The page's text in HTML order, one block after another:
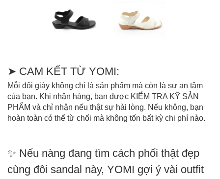
➤ CAM KẾT TỪ YOMI:
Mỗi đôi giày không chỉ là sản phẩm mà còn là sự an tâm
của bạn. Khi nhận hàng, bạn được KIỂM TRA KỸ SẢN
PHẨM và chỉ nhận nếu thật sự hài lòng. Nếu không, bạn
hoàn toàn có thể từ chối mà không tốn bất kỳ chi phí nào.
✨ Nếu nàng đang tìm cách phối thật đẹp
cùng đôi sandal này, YOMI gợi ý vài outfit